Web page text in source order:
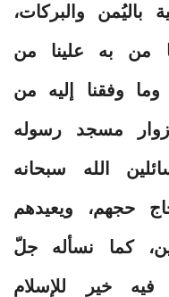
باليُمن والبركات،
من به علينا من
وفقنا إليه من
مسجد رسوله
الله سبحانه
حجهم، ويعيدهم
كما نسأله جلّ
خير للإسلام